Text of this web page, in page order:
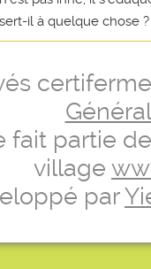
il à quelque chose
fait partie
village
par